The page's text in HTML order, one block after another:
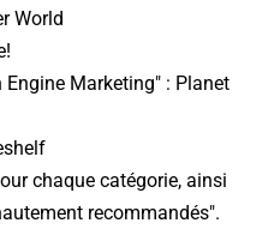
World
Engine Marketing" : Planet
chaque catégorie, ainsi
recommandés".